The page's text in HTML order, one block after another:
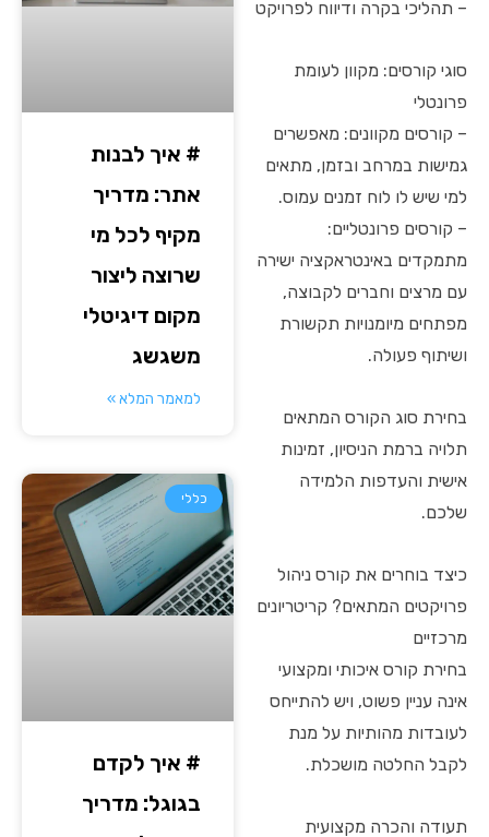
– תהליכי בקרה ודיווח לפרויקט
סוגי קורסים: מקוון לעומת
פרונטלי
– קורסים מקוונים: מאפשרים
גמישות במרחב ובזמן, מתאים
למי שיש לו לוח זמנים עמוס.
– קורסים פרונטליים:
מתמקדים באינטראקציה ישירה
עם מרצים וחברים לקבוצה,
מפתחים מיומנויות תקשורת
ושיתוף פעולה.
בחירת סוג הקורס המתאים
תלויה ברמת הניסיון, זמינות
אישית והעדפות הלמידה
שלכם.
כיצד בוחרים את קורס ניהול
פרויקטים המתאים? קריטריונים
מרכזיים
בחירת קורס איכותי ומקצועי
אינה עניין פשוט, ויש להתייחס
לעובדות מהותיות על מנת
לקבל החלטה מושכלת.
תעודה והכרה מקצועית
# איך לבנות
אתר: מדריך
מקיף לכל מי
שרוצה ליצור
מקום דיגיטלי
משגשג
למאמר המלא »
כללי
# איך לקדם
בגוגל: מדריך